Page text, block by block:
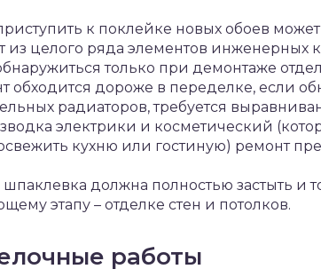
к поклейке новых обоев
из целого ряда элементов инженерных
только при демонтаже
обходится дороже в переделке, если
радиаторов, требуется
электрики и косметический
кухню или гостиную) ремонт
должна полностью застыть и
этапу – отделке стен и потолков.
работы